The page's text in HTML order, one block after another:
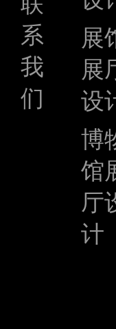
系
我
们
展
展
设
博
馆
厅
计